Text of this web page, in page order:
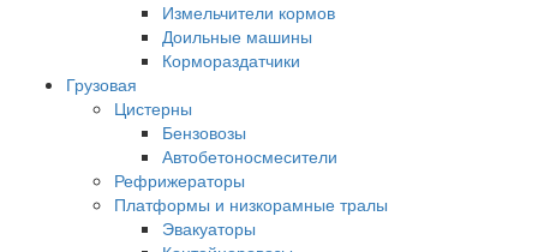
Измельчители кормов
Доильные машины
Кормораздатчики
Грузовая
Цистерны
Бензовозы
Автобетоносмесители
Рефрижераторы
Платформы и низкорамные тралы
Эвакуаторы